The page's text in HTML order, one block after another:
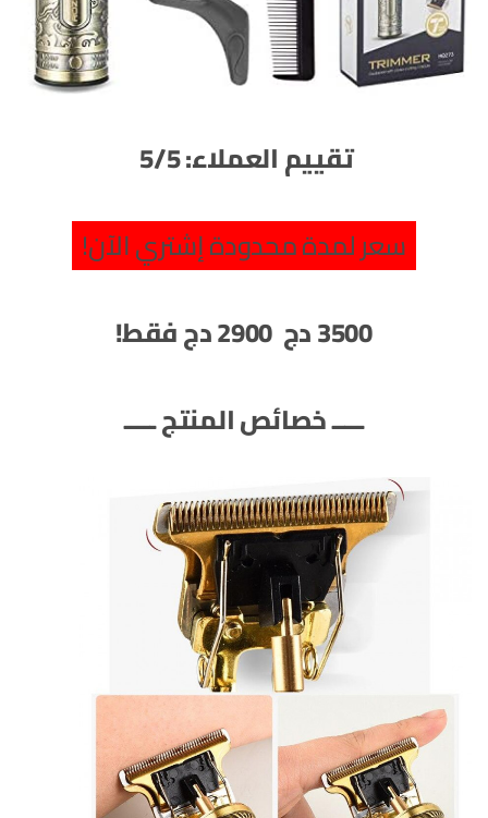
تقييم العملاء: 5/5
سعر لمدة محدودة إشتري الآن!
3500 دج
2900 دج
فقط!
ـــــ خصائص المنتج ـــــ